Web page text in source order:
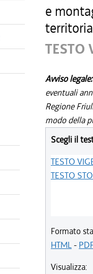
e
TESTO
Avviso legale:
eventuali
Regione
modo della
Scegli il
TESTO
TESTO
Formato
HTML-
Visualizza: